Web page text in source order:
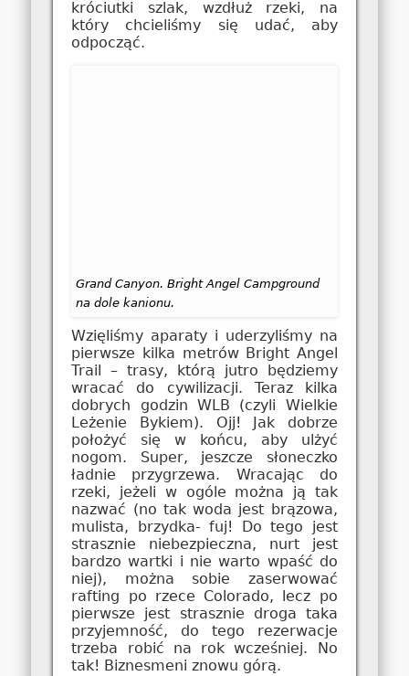
króciutki szlak, wzdłuż rzeki, na
który chcieliśmy się udać, aby
odpocząć.
Grand Canyon. Bright Angel Campground
na dole kanionu.
Wzięliśmy aparaty i uderzyliśmy na
pierwsze kilka metrów Bright Angel
Trail – trasy, którą jutro będziemy
wracać do cywilizacji. Teraz kilka
dobrych godzin WLB (czyli Wielkie
Leżenie Bykiem). Ojj! Jak dobrze
położyć się w końcu, aby ulżyć
nogom. Super, jeszcze słoneczko
ładnie przygrzewa. Wracając do
rzeki, jeżeli w ogóle można ją tak
nazwać (no tak woda jest brązowa,
mulista, brzydka- fuj! Do tego jest
strasznie niebezpieczna, nurt jest
bardzo wartki i nie warto wpaść do
niej), można sobie zaserwować
rafting po rzece Colorado, lecz po
pierwsze jest strasznie droga taka
przyjemność, do tego rezerwacje
trzeba robić na rok wcześniej. No
tak! Biznesmeni znowu górą.